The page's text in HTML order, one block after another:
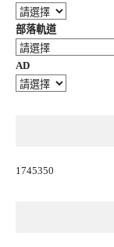
部落軌道
AD
1745350